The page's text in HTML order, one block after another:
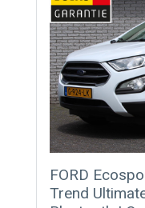
FORD
Trend